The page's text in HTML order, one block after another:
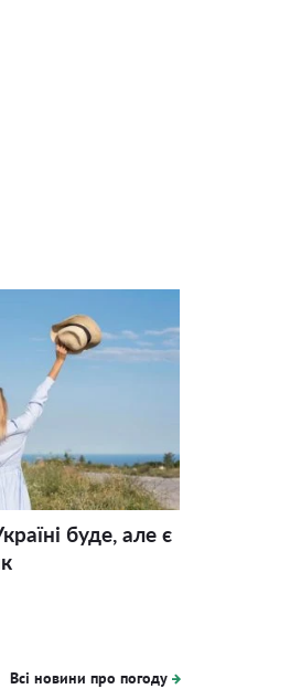
буде, але є
Всі новини про погоду